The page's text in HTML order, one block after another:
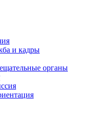
и кадры
органы